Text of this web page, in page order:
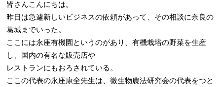
皆さんこんにちは。
昨日は急遽新しいビジネスの依頼があって、その相談に奈良の
葛城までいった。
ここには永座有機園というのがあり、有機栽培の野菜を生産
し、国内の有名な販売店や
レストランにもおろされている。
ここの代表の永座康全先生は、微生物農法研究会の代表をつと